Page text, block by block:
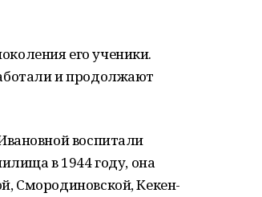
его ученики.
и продолжают
воспитали
в 1944 году, она
Смородиновской, Кекен-